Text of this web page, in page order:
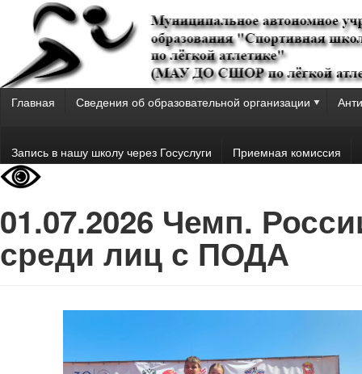
Главная Сведения об образовательной организации
Запись в нашу школу через Госуслуги Приемная комиссия
01.07.2026 Чемп.
среди лиц с ПОДА